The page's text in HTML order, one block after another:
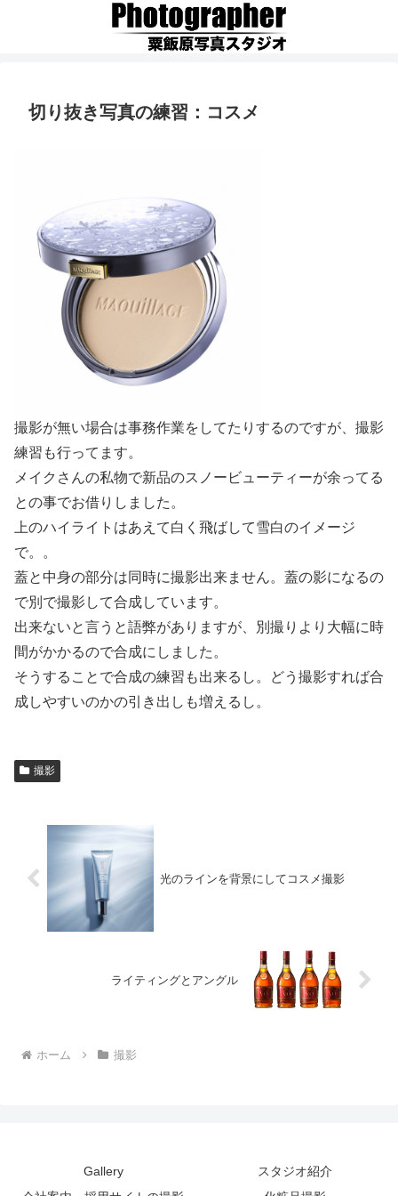
切り抜き写真の練習：コスメ
撮影が無い場合は事務作業をしてたりするのですが、撮影
練習も行ってます。
メイクさんの私物で新品のスノービューティーが余ってる
との事でお借りしました。
上のハイライトはあえて白く飛ばして雪白のイメージ
で。。
蓋と中身の部分は同時に撮影出来ません。蓋の影になるの
で別で撮影して合成しています。
出来ないと言うと語弊がありますが、別撮りより大幅に時
間がかかるので合成にしました。
そうすることで合成の練習も出来るし。どう撮影すれば合
成しやすいのかの引き出しも増えるし。
撮影
光のラインを背景にしてコスメ撮影
ライティングとアングル
ホーム 撮影
Gallery
スタジオ紹介